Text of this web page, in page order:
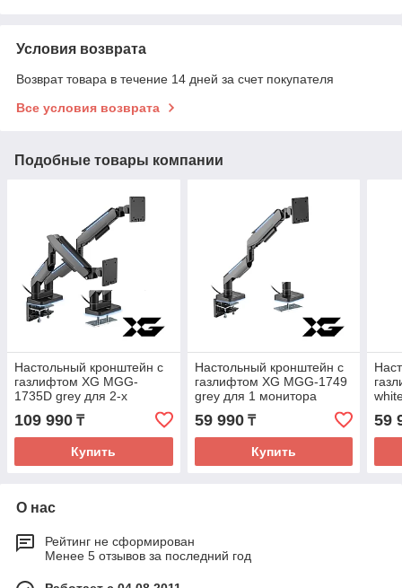
Условия возврата
Возврат товара в течение 14 дней за счет покупателя
Все условия возврата
Подобные товары компании
Настольный кронштейн с
газлифтом XG MGG-
1735D grey для 2-х
мониторов (17"-35")
Серый
109 990 ₸
Купить
Настольный кронштейн с
газлифтом XG MGG-1749
grey для 1 монитора
(17"-49") Серый
59 990₸
Купить
59
О нас
Рейтинг не сформирован
Менее 5 отзывов за последний год